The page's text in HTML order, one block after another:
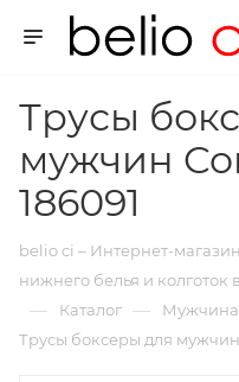
Трусы
мужчин
186091
belio ci – Интернет-
нижнего белья и колготок
— Каталог —
Трусы боксеры для мужчин